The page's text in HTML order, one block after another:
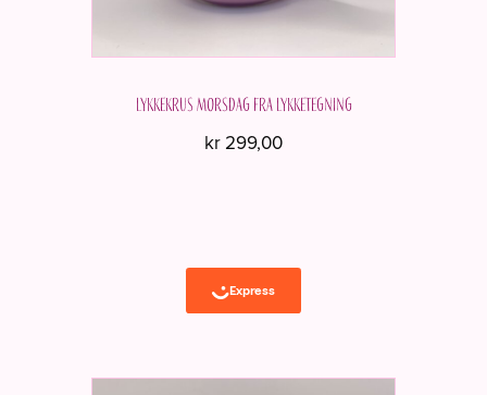
Lykkekrus Morsdag fra Lykketegning
kr 299,00